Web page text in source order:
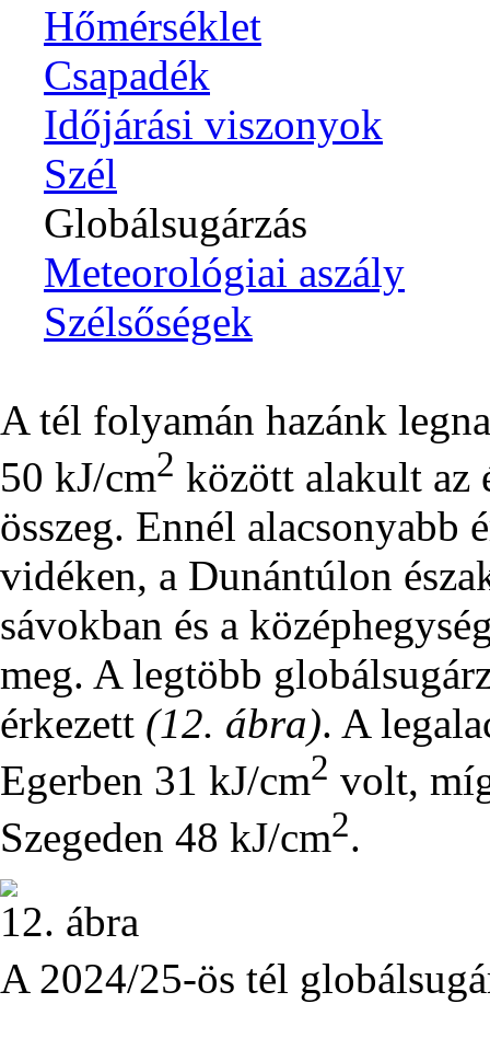
Hőmérséklet
Csapadék
Időjárási viszonyok
Szél
Globálsugárzás
Meteorológiai aszály
Szélsőségek
A tél folyamán hazánk
50 kJ/cm2 között alakult az
összeg. Ennél alacsonyabb
vidéken, a Dunántúlon
sávokban és a
meg. A legtöbb
érkezett (12. ábra). A
Egerben 31 kJ/cm2 volt,
Szegeden 48 kJ/cm2.
12. ábra
A 2024/25-ös tél